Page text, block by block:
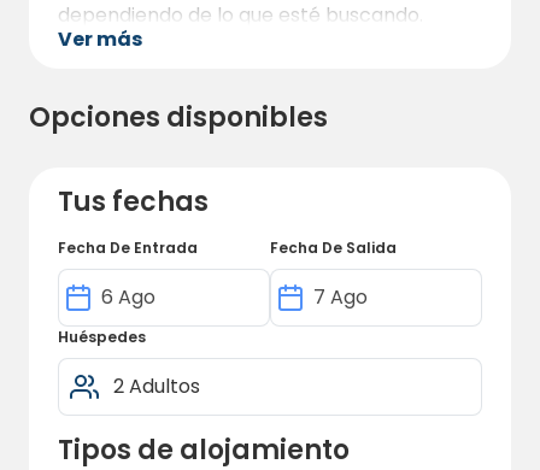
dependiendo de lo que esté buscando.
Los edificios de servicios del camping
Ver más
Opciones disponibles
Tus fechas
Fecha De Entrada Fecha De Salida
Huéspedes
Tipos de alojamiento